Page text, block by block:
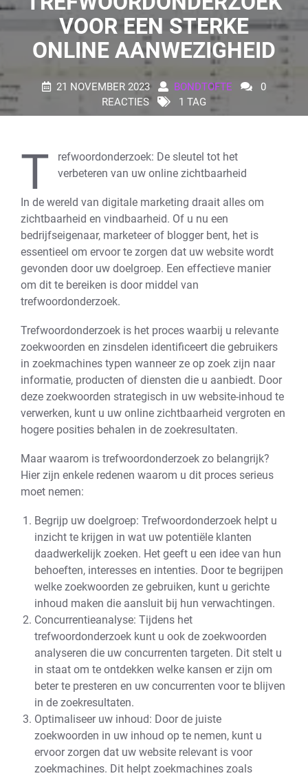
VOOR EEN STERKE
ONLINE AANWEZIGHEID
21 NOVEMBER 2023 BONDTOFTE
0
REACTIES
1 TAG
T
refwoordonderzoek: De sleutel tot het
verbeteren van uw online zichtbaarheid
In de wereld van digitale marketing draait alles om
zichtbaarheid en vindbaarheid. Of u nu een
bedrijfseigenaar, marketeer of blogger bent, het is
essentieel om ervoor te zorgen dat uw website wordt
gevonden door uw doelgroep. Een effectieve manier
om dit te bereiken is door middel van
trefwoordonderzoek.
Trefwoordonderzoek is het proces waarbij u relevante
zoekwoorden en zinsdelen identificeert die gebruikers
in zoekmachines typen wanneer ze op zoek zijn naar
informatie, producten of diensten die u aanbiedt. Door
deze zoekwoorden strategisch in uw website-inhoud te
verwerken, kunt u uw online zichtbaarheid vergroten en
hogere posities behalen in de zoekresultaten.
Maar waarom is trefwoordonderzoek zo belangrijk?
Hier zijn enkele redenen waarom u dit proces serieus
moet nemen:
Begrijp uw doelgroep: Trefwoordonderzoek helpt u
inzicht te krijgen in wat uw potentiële klanten
daadwerkelijk zoeken. Het geeft u een idee van hun
behoeften, interesses en intenties. Door te begrijpen
welke zoekwoorden ze gebruiken, kunt u gerichte
inhoud maken die aansluit bij hun verwachtingen.
Concurrentieanalyse: Tijdens het
trefwoordonderzoek kunt u ook de zoekwoorden
analyseren die uw concurrenten targeten. Dit stelt u
in staat om te ontdekken welke kansen er zijn om
beter te presteren en uw concurrenten voor te blijven
in de zoekresultaten.
Optimaliseer uw inhoud: Door de juiste
zoekwoorden in uw inhoud op te nemen, kunt u
ervoor zorgen dat uw website relevant is voor
zoekmachines. Dit helpt zoekmachines zoals